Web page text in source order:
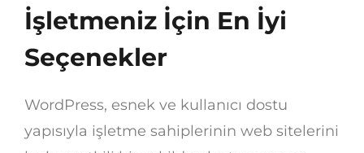
İşletmeniz İçin En İyi
Seçenekler
WordPress, esnek ve kullanıcı dostu
yapısıyla işletme sahiplerinin web sitelerini